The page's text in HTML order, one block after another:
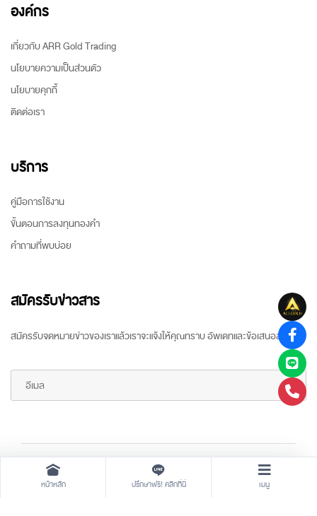
องค์กร
เกี่ยวกับ ARR Gold Trading
นโยบายความเป็นส่วนตัว
นโยบายคุกกี้
ติดต่อเรา
บริการ
คู่มือการใช้งาน
ขั้นตอนการลงทุนทองคำ
คำถามที่พบบ่อย
สมัครรับข่าวสาร
สมัครรับจดหมายข่าวของเราแล้วเราจะแจ้งให้คุณทราบ อัพเดทและข้อเสนอล่าสุด
Copyright © 2026 All rights reserved ARR Gold Trading
หน้าหลัก ปรึกษาฟรี! คลิกที่นี่ เมนู